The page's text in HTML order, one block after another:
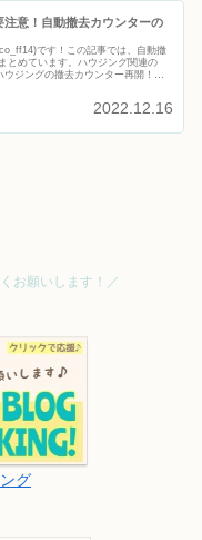
注意！自動撤去カウンターの
です！この記事では、自動撤
とめています。ハウジング関連の
ジングの撤去カウンター再開！ぽ
2022.12.16
お願いします！／
グ